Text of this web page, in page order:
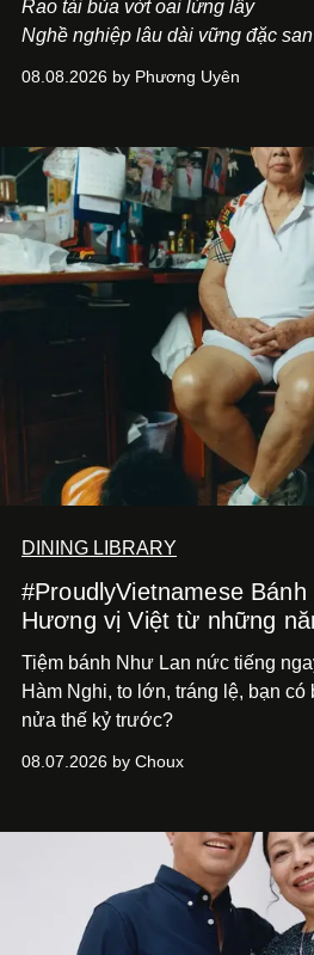
Rao tài bủa vớt oai lừng lẫy
Nghề nghiệp lâu dài vững đặc
08.08.2026 by Phương Uyên
DINING LIBRARY
#ProudlyVietnamese
Hương vị Việt từ những
Tiệm bánh Như Lan nức tiếng
Hàm Nghi, to lớn, tráng lệ, bạn
nửa thế kỷ trước?
08.07.2026 by Choux